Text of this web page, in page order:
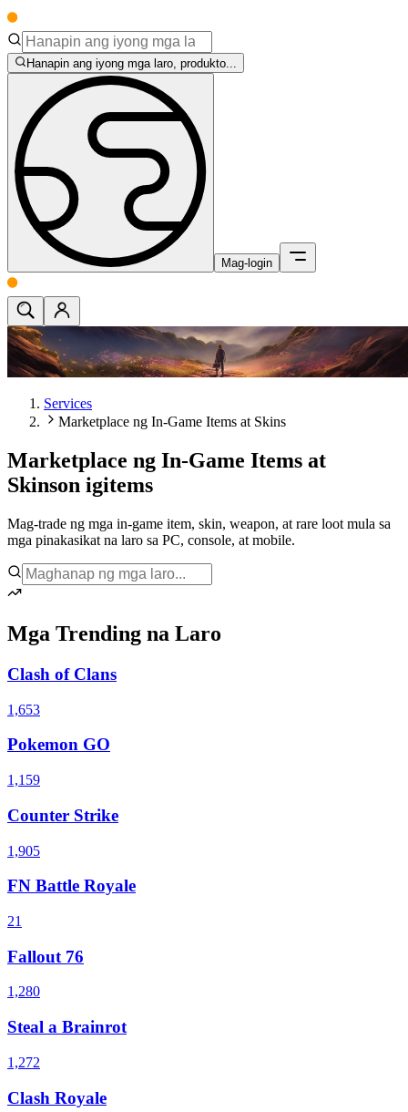
Hanapin ang iyong mga laro, produkto...
Mag-login
Services
Marketplace ng In-Game Items at Skins
Marketplace ng In-Game Items at
Skinson igitems
Mag-trade ng mga in-game item, skin, weapon, at rare loot mula sa
mga pinakasikat na laro sa PC, console, at mobile.
Mga Trending na Laro
Clash of Clans
1,653
Pokemon GO
1,159
Counter Strike
1,905
FN Battle Royale
21
Fallout 76
1,280
Steal a Brainrot
1,272
Clash Royale